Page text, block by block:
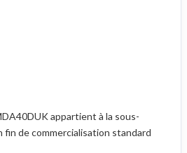
appartient à la sous-
de commercialisation standard